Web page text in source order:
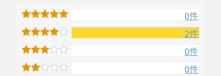
0件
2件
0件
0件